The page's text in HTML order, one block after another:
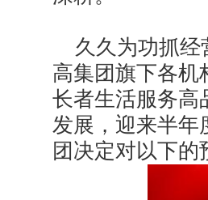
久久为功抓经
高集团旗下各机
长者生活服务高
发展，迎来半年
团决定对以下